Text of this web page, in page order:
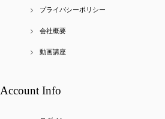
プライバシーポリシー
会社概要
動画講座
Account Info